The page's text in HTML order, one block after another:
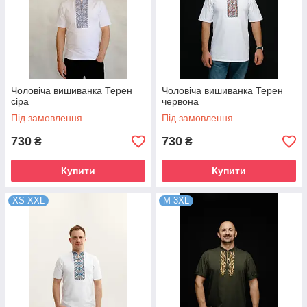
Чоловіча вишиванка Терен
сіра
Під замовлення
730 ₴
Купити
Чоловіча вишиванка Терен
червона
Під замовлення
730 ₴
Купити
XS-XXL M-3XL